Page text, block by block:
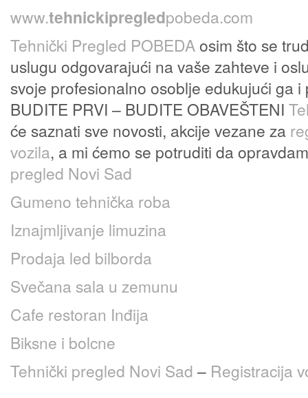
www.tehnickipregledpobeda.com
Tehnički Pregled POBEDA osim što se
uslugu odgovarajući na vaše zahteve i
svoje profesionalno osoblje edukujući ga
BUDITE PRVI – BUDITE OBAVEŠTENI
će saznati sve novosti, akcije vezane za
vozila, a mi ćemo se potruditi da
pregled Novi Sad
Gumeno tehnička roba
Iznajmljivanje limuzina
Prodaja led bilborda
Svečana sala u zemunu
Cafe restoran Inđija
Biksne i bolcne
Tehnički pregled Novi Sad – Registracija